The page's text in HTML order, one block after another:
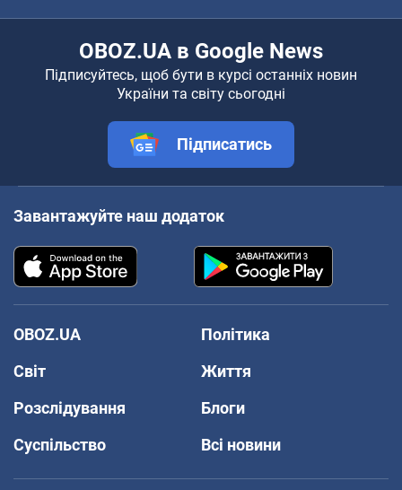
OBOZ.UA в Google News
Підписуйтесь, щоб бути в курсі останніх новин
України та світу сьогодні
Підписатись
Завантажуйте наш додаток
OBOZ.UA
Політика
Світ
Життя
Розслідування
Блоги
Суспільство
Всі новини